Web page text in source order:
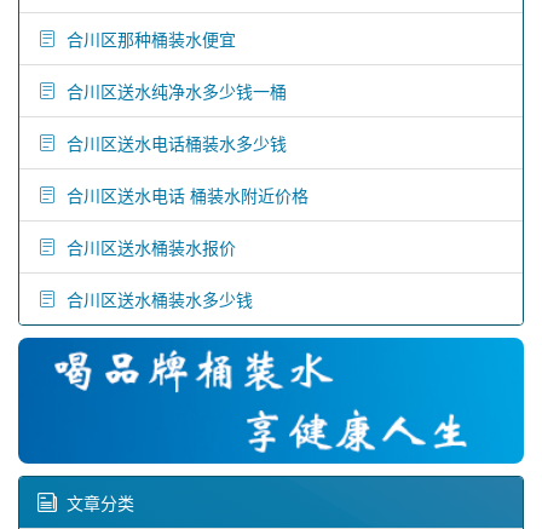
合川区那种桶装水便宜
合川区送水纯净水多少钱一桶
合川区送水电话桶装水多少钱
合川区送水电话 桶装水附近价格
合川区送水桶装水报价
合川区送水桶装水多少钱
文章分类